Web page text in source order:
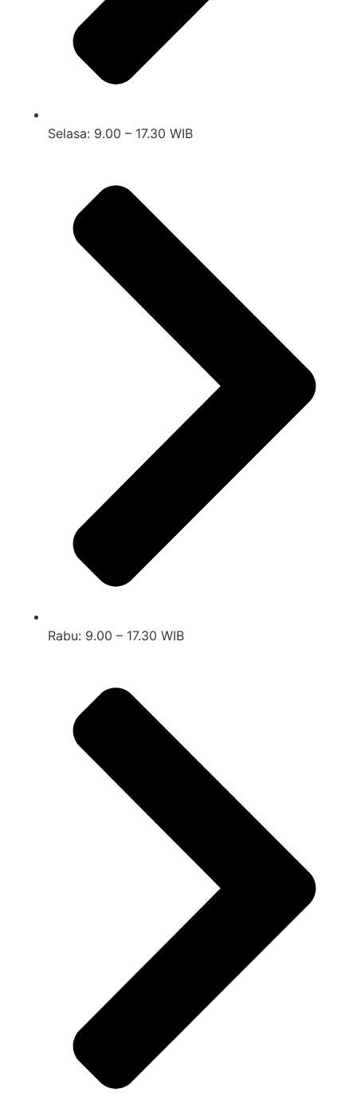
Selasa: 9.00 – 17.30 WIB
Rabu: 9.00 – 17.30 WIB